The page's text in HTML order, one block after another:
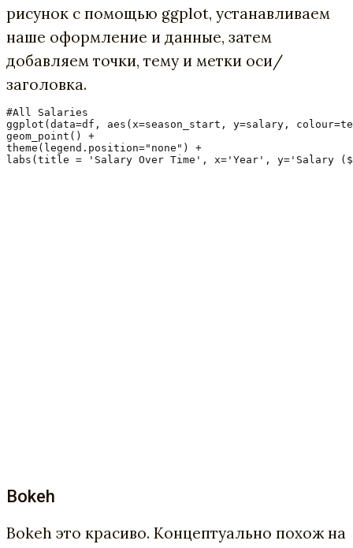
рисунок с помощью ggplot, устанавливаем
наше оформление и данные, затем
добавляем точки, тему и метки оси/
заголовка.
#All Salaries
ggplot(data=df, aes(x=season_start, y=salary,
geom_point() +
theme(legend.position="none") +
labs(title = 'Salary Over Time', x='Year', y='Salary
Bokeh
Bokeh это красиво. Концептуально похож на